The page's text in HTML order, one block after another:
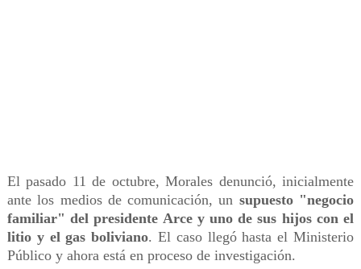
El pasado 11 de octubre, Morales denunció, inicialmente
ante los medios de comunicación, un supuesto "negocio
familiar" del presidente Arce y uno de sus hijos con el
litio y el gas boliviano. El caso llegó hasta el Ministerio
Público y ahora está en proceso de investigación.